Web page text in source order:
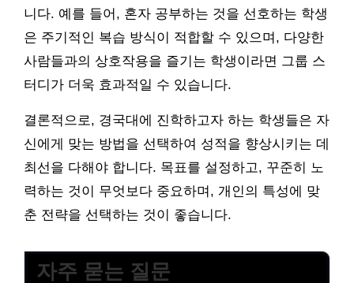
니다. 예를 들어, 혼자 공부하는 것을 선호하는 학생
은 주기적인 복습 방식이 적합할 수 있으며, 다양한
사람들과의 상호작용을 즐기는 학생이라면 그룹 스
터디가 더욱 효과적일 수 있습니다.
결론적으로, 경국대에 진학하고자 하는 학생들은 자
신에게 맞는 방법을 선택하여 성적을 향상시키는 데
최선을 다해야 합니다. 목표를 설정하고, 꾸준히 노
력하는 것이 무엇보다 중요하며, 개인의 특성에 맞
춘 전략을 선택하는 것이 좋습니다.
자주 묻는 질문